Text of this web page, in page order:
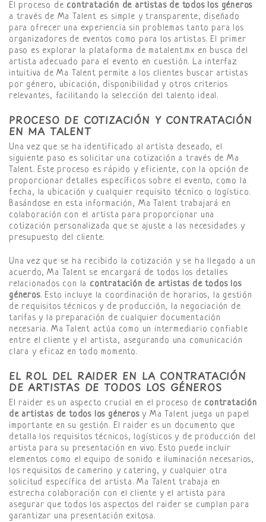
El proceso de contratación de artistas de todos los géneros
a través de Ma Talent es simple y transparente, diseñado
para ofrecer una experiencia sin problemas tanto para los
organizadores de eventos como para los artistas. El primer
paso es explorar la plataforma de matalent.mx en busca del
artista adecuado para el evento en cuestión. La interfaz
intuitiva de Ma Talent permite a los clientes buscar artistas
por género, ubicación, disponibilidad y otros criterios
relevantes, facilitando la selección del talento ideal.
PROCESO DE COTIZACIÓN Y CONTRATACIÓN
EN MA TALENT
Una vez que se ha identificado al artista deseado, el
siguiente paso es solicitar una cotización a través de Ma
Talent. Este proceso es rápido y eficiente, con la opción de
proporcionar detalles específicos sobre el evento, como la
fecha, la ubicación y cualquier requisito técnico o logístico.
Basándose en esta información, Ma Talent trabajará en
colaboración con el artista para proporcionar una
cotización personalizada que se ajuste a las necesidades y
presupuesto del cliente.
Una vez que se ha recibido la cotización y se ha llegado a un
acuerdo, Ma Talent se encargará de todos los detalles
relacionados con la contratación de artistas de todos los
géneros. Esto incluye la coordinación de horarios, la gestión
de requisitos técnicos y de producción, la negociación de
tarifas y la preparación de cualquier documentación
necesaria. Ma Talent actúa como un intermediario confiable
entre el cliente y el artista, asegurando una comunicación
clara y eficaz en todo momento.
EL ROL DEL RAIDER EN LA CONTRATACIÓN
DE ARTISTAS DE TODOS LOS GÉNEROS
El raider es un aspecto crucial en el proceso de contratación
de artistas de todos los génerosy Ma Talent juega un papel
importante en su gestión. El raider es un documento que
detalla los requisitos técnicos, logísticos y de producción del
artista para su presentación en vivo. Esto puede incluir
elementos como el equipo de sonido e iluminación necesarios,
los requisitos de camerino y catering, y cualquier otra
solicitud específica del artista. Ma Talent trabaja en
estrecha colaboración con el cliente y el artista para
asegurar que todos los aspectos del raider se cumplan para
garantizar una presentación exitosa.